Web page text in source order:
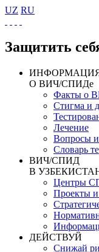
UZ RU
Защитить
О ВИЧ/СПИДе
Факты о
Стигма и
Лечение
Вопросы
Словарь
ВИЧ/СПИД
В
Центры
Проекты
ДЕЙСТВУЙ
Снижай